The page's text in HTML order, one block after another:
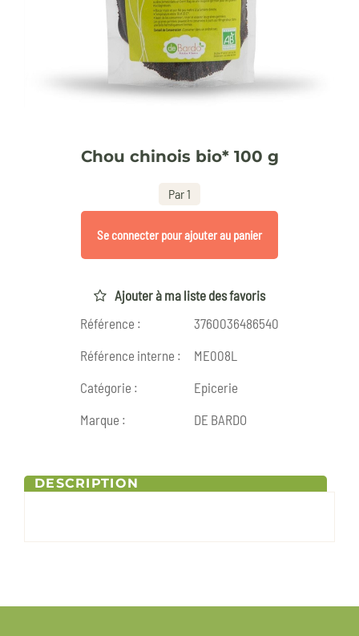
Chou chinois bio* 100 g
Par 1
Se connecter pour ajouter au panier
Ajouter à ma liste des favoris
Référence :
3760036486540
Référence interne :
ME008L
Catégorie :
Epicerie
Marque :
DE BARDO
DESCRIPTION